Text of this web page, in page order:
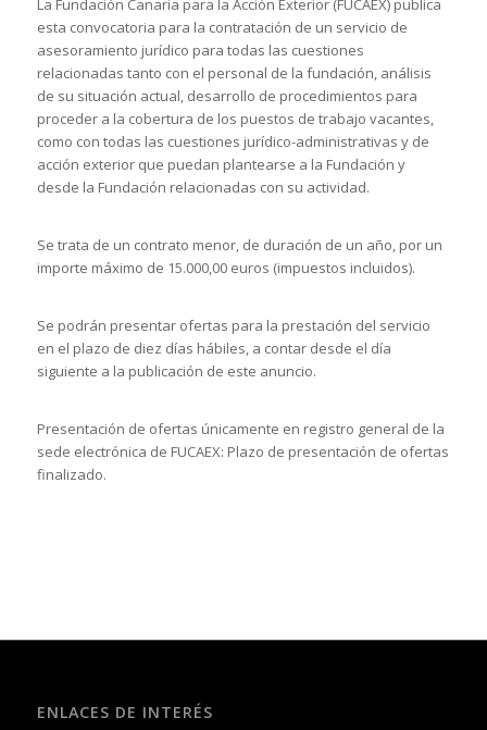
La Fundación Canaria para la Acción Exterior (FUCAEX) publica
esta convocatoria para la contratación de un servicio de
asesoramiento jurídico para todas las cuestiones
relacionadas tanto con el personal de la fundación, análisis
de su situación actual, desarrollo de procedimientos para
proceder a la cobertura de los puestos de trabajo vacantes,
como con todas las cuestiones jurídico-administrativas y de
acción exterior que puedan plantearse a la Fundación y
desde la Fundación relacionadas con su actividad.
Se trata de un contrato menor, de duración de un año, por un
importe máximo de 15.000,00 euros (impuestos incluidos).
Se podrán presentar ofertas para la prestación del servicio
en el plazo de diez días hábiles, a contar desde el día
siguiente a la publicación de este anuncio.
Presentación de ofertas únicamente en registro general de la
sede electrónica de FUCAEX: Plazo de presentación de ofertas
finalizado.
ENLACES DE INTERÉS